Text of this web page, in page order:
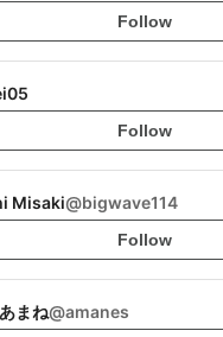
Follow
Follow
Misaki@bigwave114
Follow
まね@amanes